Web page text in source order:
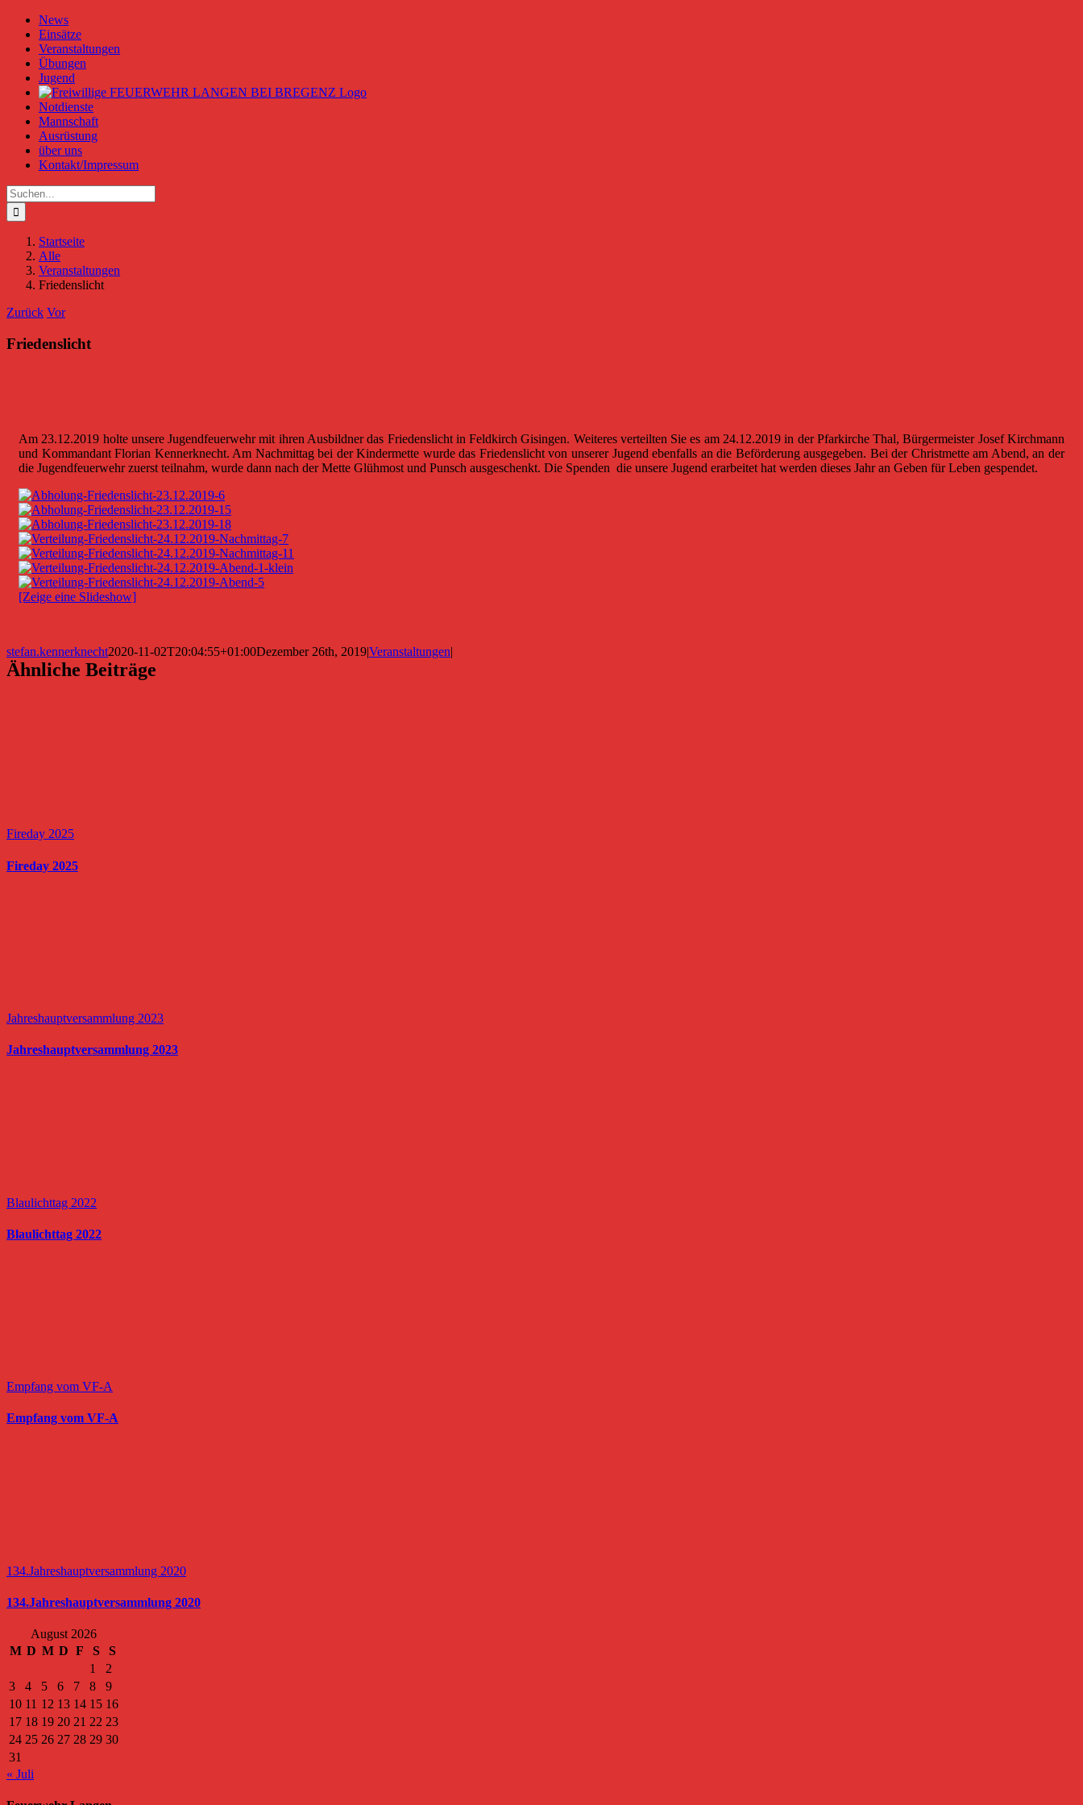
Zum
Inhalt
springen
News
Einsätze
Veranstaltungen
Übungen
Jugend
Notdienste
Mannschaft
Ausrüstung
über uns
Kontakt/Impressum
Suche
nach:
Startseite
Alle
Veranstaltungen
Friedenslicht
Zurück Vor
Friedenslicht
Am 23.12.2019 holte unsere Jugendfeuerwehr mit ihren Ausbildner das Friedenslicht in Feldkirch Gisingen. Weiteres verteilten Sie es am 24.12.2019 in der Pfarkirche Thal, Bürgermeister Josef Kirchmann
und Kommandant Florian Kennerknecht. Am Nachmittag bei der Kindermette wurde das Friedenslicht von unserer Jugend ebenfalls an die Beförderung ausgegeben. Bei der Christmette am Abend, an der
die Jugendfeuerwehr zuerst teilnahm, wurde dann nach der Mette Glühmost und Punsch ausgeschenkt. Die Spenden die unsere Jugend erarbeitet hat werden dieses Jahr an Geben für Leben gespendet.
[Zeige eine Slideshow]
stefan.kennerknecht2020-11-02T20:04:55+01:00Dezember 26th, 2019|Veranstaltungen|
Ähnliche Beiträge
Fireday 2025
Fireday 2025
Jahreshauptversammlung 2023
Jahreshauptversammlung 2023
Blaulichttag 2022
Blaulichttag 2022
Empfang vom VF-A
Empfang vom VF-A
134.Jahreshauptversammlung 2020
134.Jahreshauptversammlung 2020
August 2026
M D M D F S
S
1
2
3
4 5 6 7 8
9
10 11 12 13 14 15 16
17 18 19 20 21 22 23
24 25 26 27 28 29 30
31
« Juli